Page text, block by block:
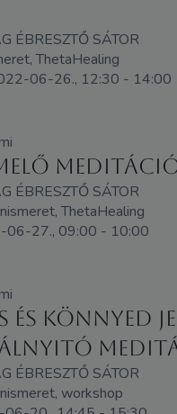
ÉBRESZTŐ SÁTOR
ThetaHealing
06-26., 12:30 - 14:00
ÉBRESZTŐ SÁTOR
ThetaHealing
06-27., 09:00 - 10:00
és könnyed
ÉBRESZTŐ SÁTOR
workshop